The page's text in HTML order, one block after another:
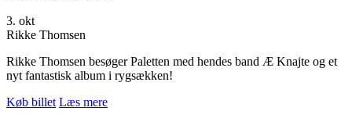
3. okt
Rikke Thomsen
Rikke Thomsen besøger Paletten med hendes band Æ Knajte og et
nyt fantastisk album i rygsækken!
Køb billet Læs mere